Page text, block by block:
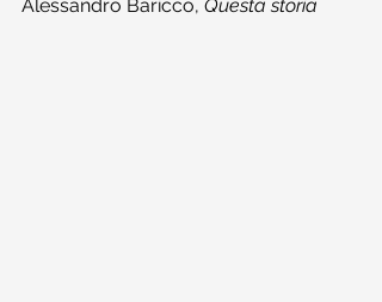
Alessandro Baricco, Questa storia